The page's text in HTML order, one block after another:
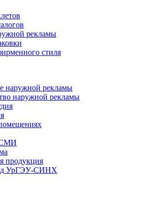
рекламы
стиля
наружной рекламы
наружной рекламы
СМИ
продукция
УрГЭУ-СИНХ